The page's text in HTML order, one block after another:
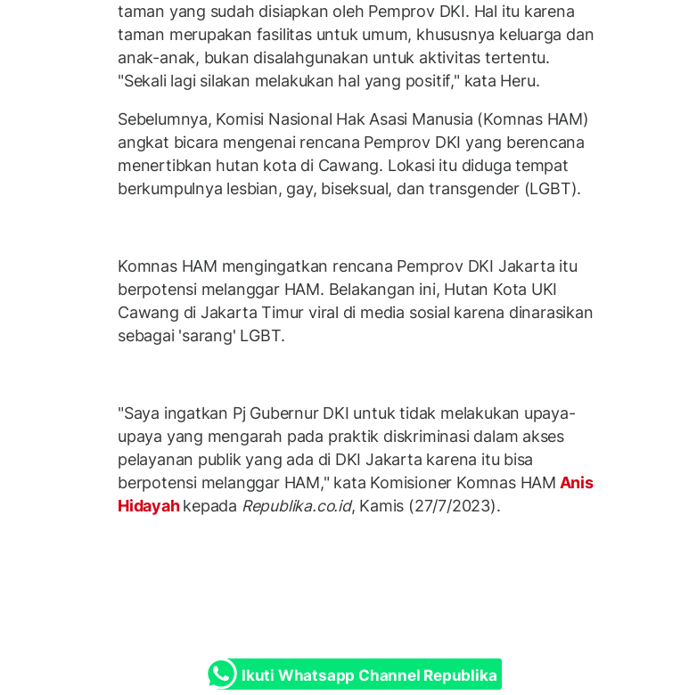
taman yang sudah disiapkan oleh Pemprov DKI. Hal itu karena
taman merupakan fasilitas untuk umum, khususnya keluarga dan
anak-anak, bukan disalahgunakan untuk aktivitas tertentu.
"Sekali lagi silakan melakukan hal yang positif," kata Heru.
Sebelumnya, Komisi Nasional Hak Asasi Manusia (Komnas HAM)
angkat bicara mengenai rencana Pemprov DKI yang berencana
menertibkan hutan kota di Cawang. Lokasi itu diduga tempat
berkumpulnya lesbian, gay, biseksual, dan transgender (LGBT).
Komnas HAM mengingatkan rencana Pemprov DKI Jakarta itu
berpotensi melanggar HAM. Belakangan ini, Hutan Kota UKI
Cawang di Jakarta Timur viral di media sosial karena dinarasikan
sebagai 'sarang' LGBT.
"Saya ingatkan Pj Gubernur DKI untuk tidak melakukan upaya-
upaya yang mengarah pada praktik diskriminasi dalam akses
pelayanan publik yang ada di DKI Jakarta karena itu bisa
berpotensi melanggar HAM," kata Komisioner Komnas HAM Anis
Hidayahkepada Republika.co.id, Kamis (27/7/2023).
Ikuti Whatsapp Channel Republika